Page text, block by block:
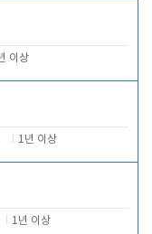
이상
1년 이상
1년 이상